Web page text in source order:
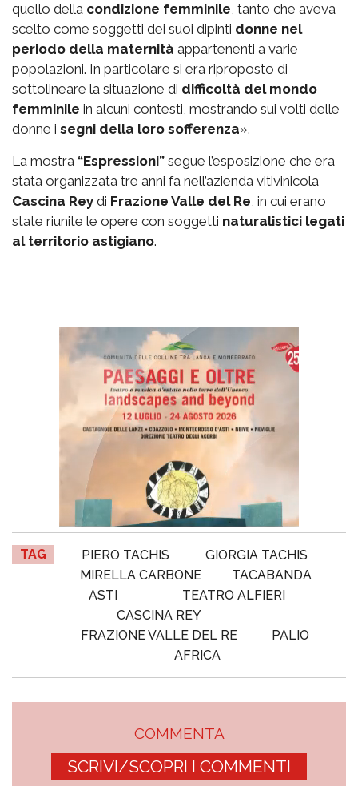
quello della condizione femminile, tanto che aveva
scelto come soggetti dei suoi dipinti donne nel
periodo della maternità appartenenti a varie
popolazioni. In particolare si era riproposto di
sottolineare la situazione di difficoltà del mondo
femminile in alcuni contesti, mostrando sui volti delle
donne i segni della loro sofferenza».
La mostra “Espressioni” segue l’esposizione che era
stata organizzata tre anni fa nell’azienda vitivinicola
Cascina Rey di Frazione Valle del Re, in cui erano
state riunite le opere con soggetti naturalistici legati
al territorio astigiano.
TAG PIERO TACHIS
GIORGIA TACHIS
MIRELLA CARBONE
TACABANDA
ASTI
TEATRO ALFIERI
CASCINA REY
FRAZIONE VALLE DEL RE
PALIO
AFRICA
COMMENTA
SCRIVI/SCOPRI I COMMENTI